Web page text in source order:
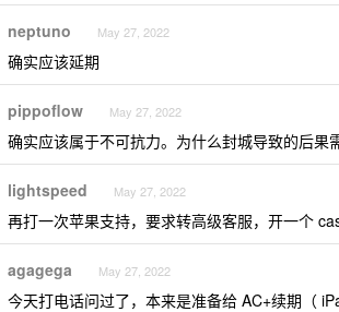
neptuno May 27, 2022
确实应该延期
pippoflow May 27, 2022
确实应该属于不可抗力。为什么封城导致的后果
lightspeed May 27, 2022
再打一次苹果支持，要求转高级客服，开一个
agagega May 27, 2022
今天打电话问过了，本来是准备给 AC+续期（